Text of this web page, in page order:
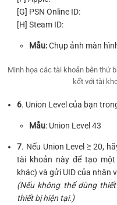
[G] PSN Online ID:
[H] Steam ID:
Mẫu:Chụp ảnh màn
Minh họa các tài khoản bên thứ
kết với tài
6. Union Levelcủa bạn
Mẫu: Union Level 43
7. Nếu Union Level ≥ 20,
tài khoản này để tạo
khác) và gửi UID của nhân
(Nếu không thể dùng
thiết bị hiện tại.)